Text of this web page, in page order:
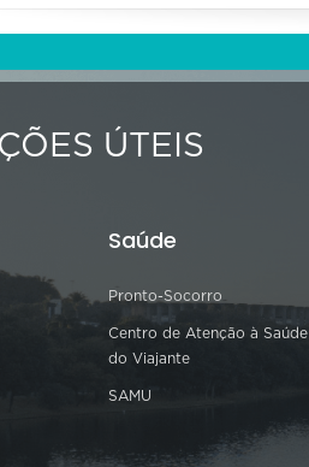
ÚTEIS
Saúde
Pronto-Socorro
Centro de Atenção à Saúde
do Viajante
SAMU